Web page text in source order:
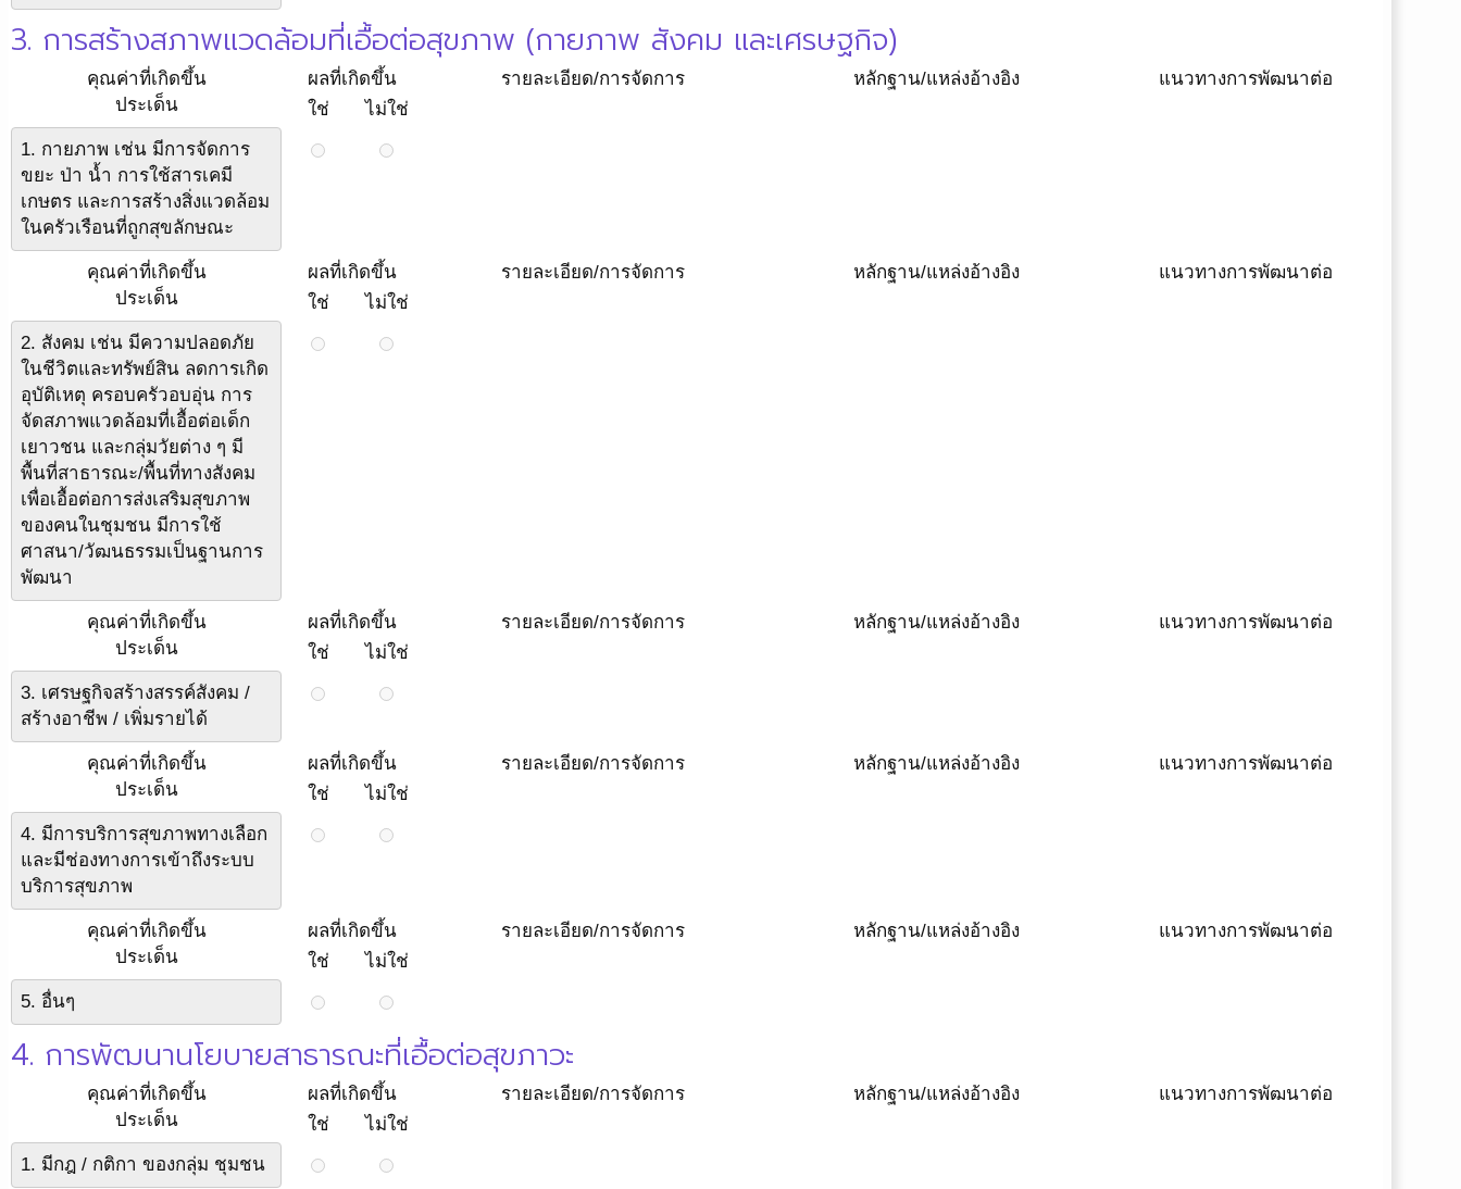
3. การสร้างสภาพแวดล้อมที่เอื้อต่อสุขภาพ (กายภาพ สังคม และเศรษฐกิจ)
คุณค่าที่เกิดขึ้น
ประเด็น
ผลที่เกิดขึ้น รายละเอียด/การจัดการ หลักฐาน/แหล่งอ้างอิง
แนวทางการพัฒนาต่อ
ใช่
ไม่ใช่
1. กายภาพ เช่น มีการจัดการ
ขยะ ป่า น้ำ การใช้สารเคมี
เกษตร และการสร้างสิ่งแวดล้อม
ในครัวเรือนที่ถูกสุขลักษณะ
คุณค่าที่เกิดขึ้น
ประเด็น
ผลที่เกิดขึ้น รายละเอียด/การจัดการ หลักฐาน/แหล่งอ้างอิง
แนวทางการพัฒนาต่อ
ใช่
ไม่ใช่
2. สังคม เช่น มีความปลอดภัย
ในชีวิตและทรัพย์สิน ลดการเกิด
อุบัติเหตุ ครอบครัวอบอุ่น การ
จัดสภาพแวดล้อมที่เอื้อต่อเด็ก
เยาวชน และกลุ่มวัยต่าง ๆ มี
พื้นที่สาธารณะ/พื้นที่ทางสังคม
เพื่อเอื้อต่อการส่งเสริมสุขภาพ
ของคนในชุมชน มีการใช้
ศาสนา/วัฒนธรรมเป็นฐานการ
พัฒนา
คุณค่าที่เกิดขึ้น
ประเด็น
ผลที่เกิดขึ้น รายละเอียด/การจัดการ หลักฐาน/แหล่งอ้างอิง
แนวทางการพัฒนาต่อ
ใช่
ไม่ใช่
3. เศรษฐกิจสร้างสรรค์สังคม /
สร้างอาชีพ / เพิ่มรายได้
คุณค่าที่เกิดขึ้น
ประเด็น
ผลที่เกิดขึ้น รายละเอียด/การจัดการ หลักฐาน/แหล่งอ้างอิง
แนวทางการพัฒนาต่อ
ใช่
ไม่ใช่
4. มีการบริการสุขภาพทางเลือก
และมีช่องทางการเข้าถึงระบบ
บริการสุขภาพ
คุณค่าที่เกิดขึ้น
ประเด็น
ผลที่เกิดขึ้น รายละเอียด/การจัดการ หลักฐาน/แหล่งอ้างอิง
แนวทางการพัฒนาต่อ
ใช่
ไม่ใช่
5. อื่นๆ
4. การพัฒนานโยบายสาธารณะที่เอื้อต่อสุขภาวะ
คุณค่าที่เกิดขึ้น
ประเด็น
ผลที่เกิดขึ้น รายละเอียด/การจัดการ หลักฐาน/แหล่งอ้างอิง
แนวทางการพัฒนาต่อ
ใช่
ไม่ใช่
1. มีกฎ / กติกา ของกลุ่ม ชุมชน